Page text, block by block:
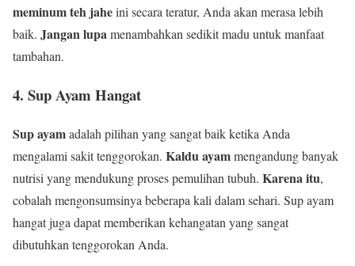
meminum teh jaheini secara teratur, Anda akan merasa lebih
baik. Jangan lupamenambahkan sedikit madu untuk manfaat
tambahan.
4. Sup Ayam Hangat
Sup ayamadalah pilihan yang sangat baik ketika Anda
mengalami sakit tenggorokan. Kaldu ayammengandung banyak
nutrisi yang mendukung proses pemulihan tubuh. Karena itu,
cobalah mengonsumsinya beberapa kali dalam sehari. Sup ayam
hangat juga dapat memberikan kehangatan yang sangat
dibutuhkan tenggorokan Anda.